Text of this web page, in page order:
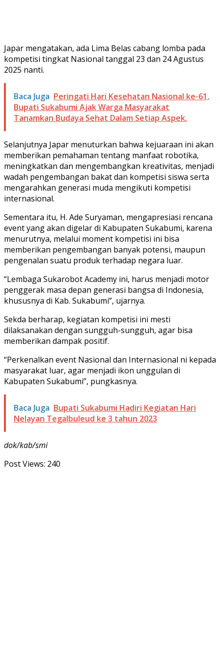
Japar mengatakan, ada Lima Belas cabang lomba pada
kompetisi tingkat Nasional tanggal 23 dan 24 Agustus
2025 nanti.
Baca Juga Peringati Hari Kesehatan Nasional ke-61,
Bupati Sukabumi Ajak Warga Masyarakat
Tanamkan Budaya Sehat Dalam Setiap Aspek.
Selanjutnya Japar menuturkan bahwa kejuaraan ini akan
memberikan pemahaman tentang manfaat robotika,
meningkatkan dan mengembangkan kreativitas, menjadi
wadah pengembangan bakat dan kompetisi siswa serta
mengarahkan generasi muda mengikuti kompetisi
internasional.
Sementara itu, H. Ade Suryaman, mengapresiasi rencana
event yang akan digelar di Kabupaten Sukabumi, karena
menurutnya, melalui moment kompetisi ini bisa
memberikan pengembangan banyak potensi, maupun
pengenalan suatu produk terhadap negara luar.
“Lembaga Sukarobot Academy ini, harus menjadi motor
penggerak masa depan generasi bangsa di Indonesia,
khususnya di Kab. Sukabumi”, ujarnya.
Sekda berharap, kegiatan kompetisi ini mesti
dilaksanakan dengan sungguh-sungguh, agar bisa
memberikan dampak positif.
“Perkenalkan event Nasional dan Internasional ni kepada
masyarakat luar, agar menjadi ikon unggulan di
Kabupaten Sukabumi”, pungkasnya.
Baca Juga Bupati Sukabumi Hadiri Kegiatan Hari
Nelayan Tegalbuleud ke 3 tahun 2023
dok/kab/smi
Post Views: 240